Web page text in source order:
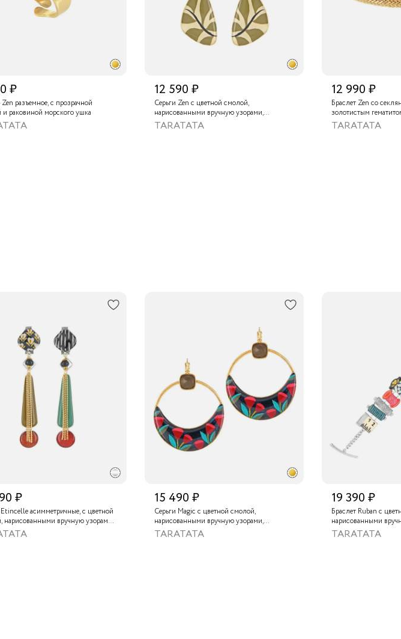
₽
разъемное, с прозрачной
раковиной морского ушка
12 590 ₽
Серьги Zen с цветной смолой,
нарисованными вручную узорами,
раковиной морского ушка и яшмой Камбаба
TARATATA
12 990 ₽
Браслет Zen со
золотистым
TARATATA
₽
асимметричные, с цветной
нарисованными вручную узорами,
порошком, стеклянной бусиной,
гематитом и золотой
15 490 ₽
Серьги Magic с цветной смолой,
нарисованными вручную узорами,
лабрадоритом и металлизированной
крааской
TARATATA
19 390 ₽
Браслет Ruban с
нарисованными
золотой краской
TARATATA